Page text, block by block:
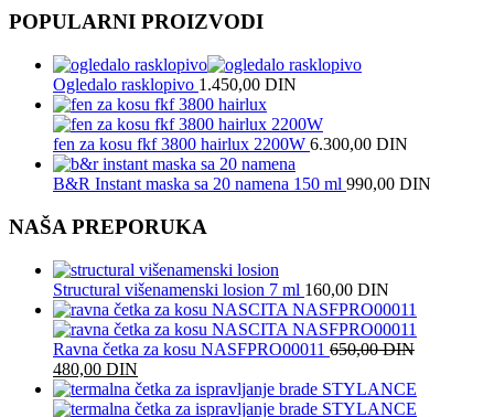
POPULARNI PROIZVODI
Ogledalo rasklopivo 1.450,00 DIN
fen za kosu fkf 3800 hairlux 2200W 6.300,00 DIN
B&R Instant maska sa 20 namena 150 ml 990,00 DIN
NAŠA PREPORUKA
Structural višenamenski losion 7 ml 160,00 DIN
Ravna četka za kosu NASFPRO00011 650,00DIN
480,00 DIN